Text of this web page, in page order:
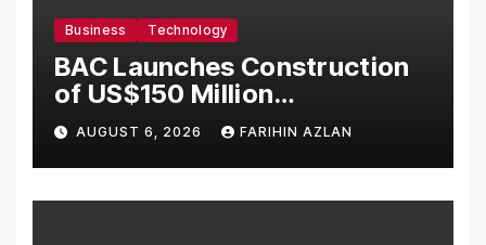
Business Technology
BAC Launches Construction
of US$150 Million
Manufacturing Facility in
Malaysia
AUGUST 6, 2026 FARIHIN AZLAN